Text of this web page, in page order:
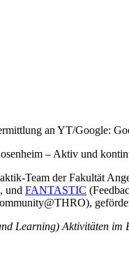
an YT/Google:
– Aktiv und
Team der Fakultät
und FANTASTIC
Learning) Aktivitäten